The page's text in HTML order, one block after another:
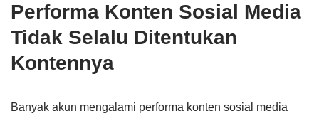
Performa Konten Sosial Media
Tidak Selalu Ditentukan
Kontennya
Banyak akun mengalami performa konten sosial media